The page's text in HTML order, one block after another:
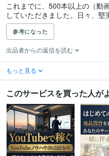
これまでに、500本以上の（動
参考になった
出品者からの返信を読む
もっと見る
このサービスを買った人が